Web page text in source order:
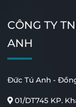
Cửa Tự Động
CÔNG TY
ANH
Đức Tú Anh -
01/DT745 KP.